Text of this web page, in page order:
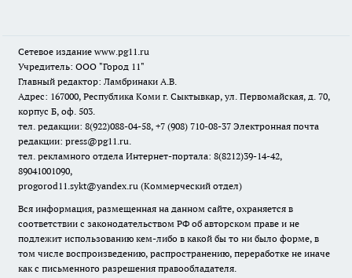
Сетевое издание www.pg11.ru
Учредитель: ООО "Город 11"
Главный редактор: Ламбринаки А.В.
Адрес: 167000, Республика Коми г. Сыктывкар, ул. Первомайская, д. 70,
корпус Б, оф. 503.
тел. редакции: 8(922)088-04-58, +7 (908) 710-08-37 Электронная почта
редакции: press@pg11.ru.
тел. рекламного отдела Интернет-портала: 8(8212)39-14-42,
89041001090,
progorod11.sykt@yandex.ru (Коммерческий отдел)
Вся информация, размещенная на данном сайте, охраняется в
соответствии с законодательством РФ об авторском праве и не
подлежит использованию кем-либо в какой бы то ни было форме, в
том числе воспроизведению, распространению, переработке не иначе
как с письменного разрешения правообладателя.